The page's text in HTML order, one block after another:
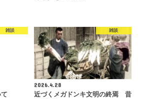
雑談 雑談
2026.4.28
近づくメガドンキ文明の終焉 昔